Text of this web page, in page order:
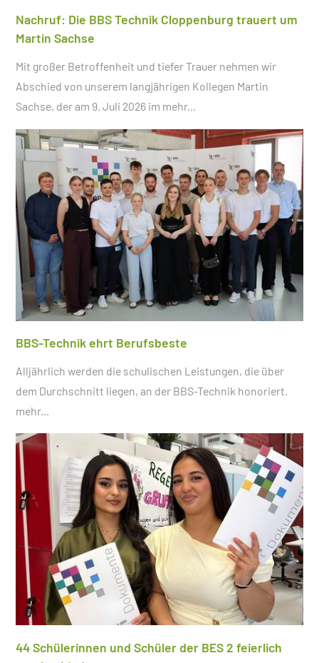
Nachruf: Die BBS Technik Cloppenburg trauert um
Martin Sachse
Mit großer Betroffenheit und tiefer Trauer nehmen wir
Abschied von unserem langjährigen Kollegen Martin
Sachse, der am 9. Juli 2026 im mehr...
BBS-Technik ehrt Berufsbeste
Alljährlich werden die schulischen Leistungen, die über
dem Durchschnitt liegen, an der BBS-Technik honoriert.
mehr...
44 Schülerinnen und Schüler der BES 2 feierlich